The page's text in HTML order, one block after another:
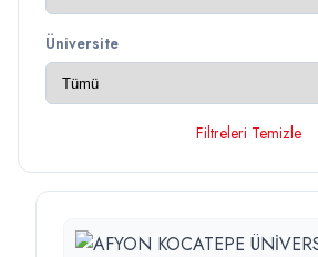
Üniversite
Filtreleri Temizle